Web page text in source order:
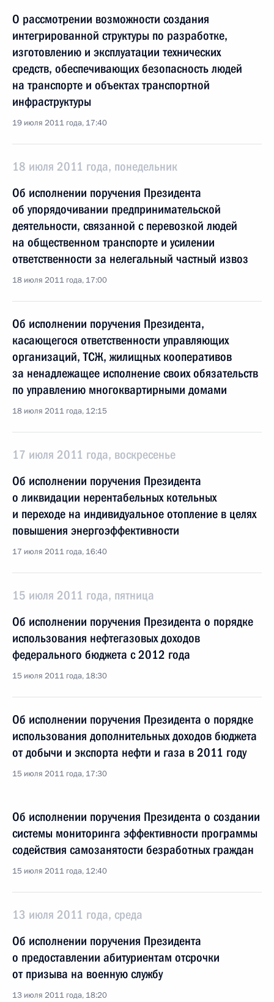
О рассмотрении возможности создания
интегрированной структуры по разработке,
изготовлению и эксплуатации технических
средств, обеспечивающих безопасность людей
на транспорте и объектах транспортной
инфраструктуры
19 июля 2011 года, 17:40
18 июля 2011 года, понедельник
Об исполнении поручения Президента
об упорядочивании предпринимательской
деятельности, связанной с перевозкой людей
на общественном транспорте и усилении
ответственности за нелегальный частный извоз
18 июля 2011 года, 17:00
Об исполнении поручения Президента,
касающегося ответственности управляющих
организаций, ТСЖ, жилищных кооперативов
за ненадлежащее исполнение своих обязательств
по управлению многоквартирными домами
18 июля 2011 года, 12:15
17 июля 2011 года, воскресенье
Об исполнении поручения Президента
о ликвидации нерентабельных котельных
и переходе на индивидуальное отопление в целях
повышения энергоэффективности
17 июля 2011 года, 16:40
15 июля 2011 года, пятница
Об исполнении поручения Президента о порядке
использования нефтегазовых доходов
федерального бюджета с 2012 года
15 июля 2011 года, 18:30
Об исполнении поручения Президента о порядке
использования дополнительных доходов бюджета
от добычи и экспорта нефти и газа в 2011 году
15 июля 2011 года, 17:30
Об исполнении поручения Президента о создании
системы мониторинга эффективности программы
содействия самозанятости безработных граждан
15 июля 2011 года, 12:40
13 июля 2011 года, среда
Об исполнении поручения Президента
о предоставлении абитуриентам отсрочки
от призыва на военную службу
13 июля 2011 года, 18:20